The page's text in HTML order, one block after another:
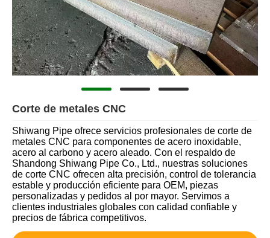
Corte de metales CNC
Shiwang Pipe ofrece servicios profesionales de corte de
metales CNC para componentes de acero inoxidable,
acero al carbono y acero aleado. Con el respaldo de
Shandong Shiwang Pipe Co., Ltd., nuestras soluciones
de corte CNC ofrecen alta precisión, control de tolerancia
estable y producción eficiente para OEM, piezas
personalizadas y pedidos al por mayor. Servimos a
clientes industriales globales con calidad confiable y
precios de fábrica competitivos.